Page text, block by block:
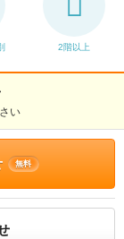
2階以上
い
無料